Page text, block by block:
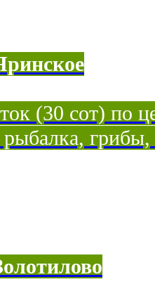
(30 сот) по
грибы,